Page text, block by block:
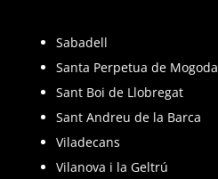
Sabadell
Santa Perpetua de Mogoda
Sant Boi de Llobregat
Sant Andreu de la Barca
Viladecans
Vilanova i la Geltrú